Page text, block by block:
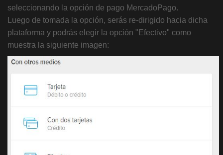
seleccionando la opción de pago MercadoPago.
Luego de tomada la opción, serás re-dirigido hacia dicha
plataforma y podrás elegir la opción "Efectivo" como
muestra la siguiente imagen: